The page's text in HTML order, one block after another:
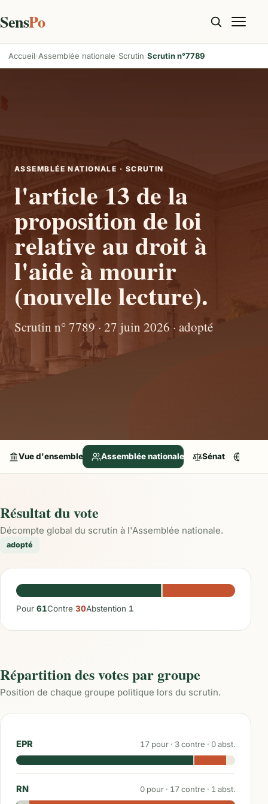
SensPo
Accueil Assemblée nationale Scrutin Scrutin n°7789
ASSEMBLÉE NATIONALE · SCRUTIN
l'article 13 de la
proposition de loi
relative au droit à
l'aide à mourir
(nouvelle lecture).
Scrutin n° 7789 · 27 juin 2026 · adopté
Vue d'ensemble Assemblée nationale Sénat
Résultat du vote
Décompte global du scrutin à l'Assemblée nationale.
adopté
Pour 61Contre 30Abstention 1
Répartition des votes par groupe
Position de chaque groupe politique lors du scrutin.
EPR 17 pour · 3contre · 0abst.
RN 0 pour · 17contre · 1 abst.